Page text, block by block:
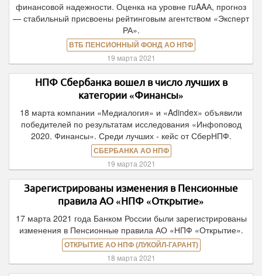
финансовой надежности. Оценка на уровне ruAAА, прогноз
— стабильный присвоены рейтинговым агентством «Эксперт
РА».
ВТБ ПЕНСИОННЫЙ ФОНД АО НПФ
19 марта 2021
НПФ Сбербанка вошел в число лучших в
категории «Финансы»
18 марта компании «Медиалогия» и «Adindex» объявили
победителей по результатам исследования «Инфоповод
2020. Финансы». Среди лучших - кейс от СберНПФ.
СБЕРБАНКА АО НПФ
19 марта 2021
Зарегистрированы изменения в Пенсионные
правила АО «НПФ «Открытие»
17 марта 2021 года Банком России были зарегистрированы
изменения в Пенсионные правила АО «НПФ «Открытие».
ОТКРЫТИЕ АО НПФ (ЛУКОЙЛ-ГАРАНТ)
18 марта 2021